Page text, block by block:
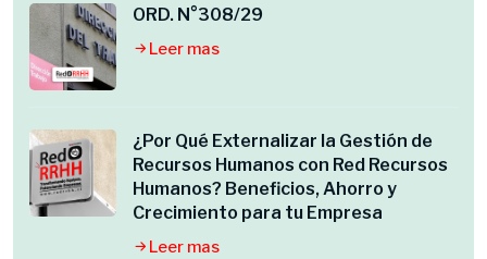
ORD. N°308/29
Leer mas
¿Por Qué Externalizar la Gestión de
Recursos Humanos con Red Recursos
Humanos? Beneficios, Ahorro y
Crecimiento para tu Empresa
Leer mas